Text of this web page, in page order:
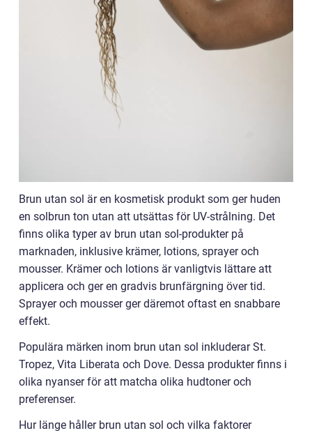
Brun utan sol är en kosmetisk produkt som ger huden
en solbrun ton utan att utsättas för UV-strålning. Det
finns olika typer av brun utan sol-produkter på
marknaden, inklusive krämer, lotions, sprayer och
mousser. Krämer och lotions är vanligtvis lättare att
applicera och ger en gradvis brunfärgning över tid.
Sprayer och mousser ger däremot oftast en snabbare
effekt.
Populära märken inom brun utan sol inkluderar St.
Tropez, Vita Liberata och Dove. Dessa produkter finns i
olika nyanser för att matcha olika hudtoner och
preferenser.
Hur länge håller brun utan sol och vilka faktorer